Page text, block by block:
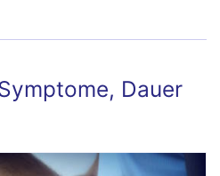
Dauer